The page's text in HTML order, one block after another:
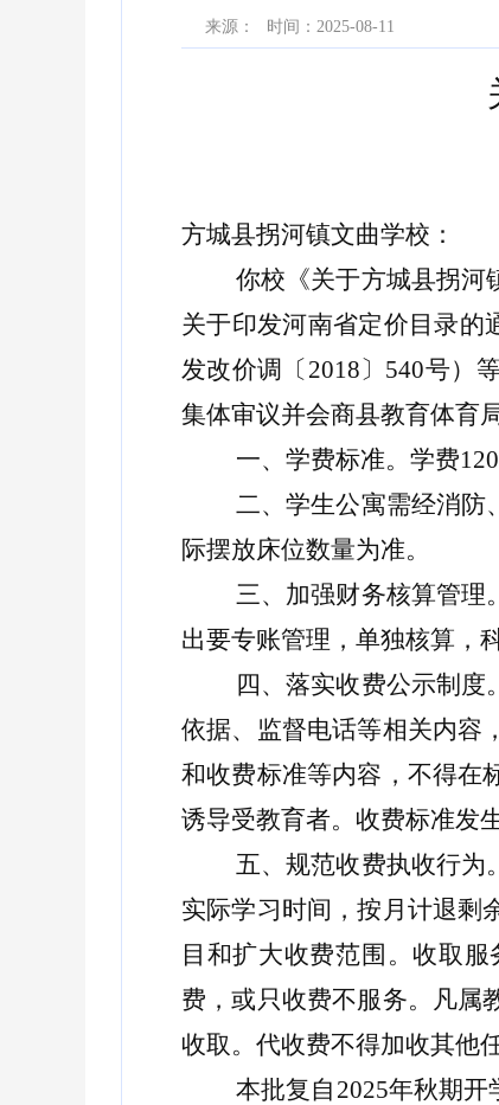
来源： 时间：2025-08-11
方城县拐河镇文曲学校 ：
你校《关于方城县拐河
关于印发河南省定价目录的
发改价调〔 2018〕540号）
集体审议并会商县教育体育
一、 学费标准。 学费
二、学生公寓需经消防
际摆放床位数量为准。
三、加强财务核算管理
出要专账管理，单独核算，
四、落实收费公示制度
依据、监督电话等相关内容
和收费标准等内容，不得在
诱导受教育者。收费标准发
五、规范收费执收行为
实际学习时间，按月计退剩
目和扩大收费范围。收取
费，或只收费不服务。凡属
收取。代收费不得加收其他
本批复自 2025年秋期开